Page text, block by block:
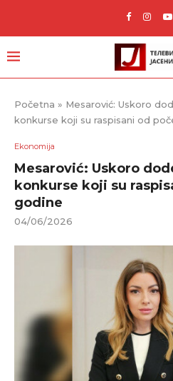
Početna » Mesarović: Uskoro
konkurse koji su raspisani od
Ekonomija
Mesarović: Uskoro
konkurse koji su
godine
04/06/2026